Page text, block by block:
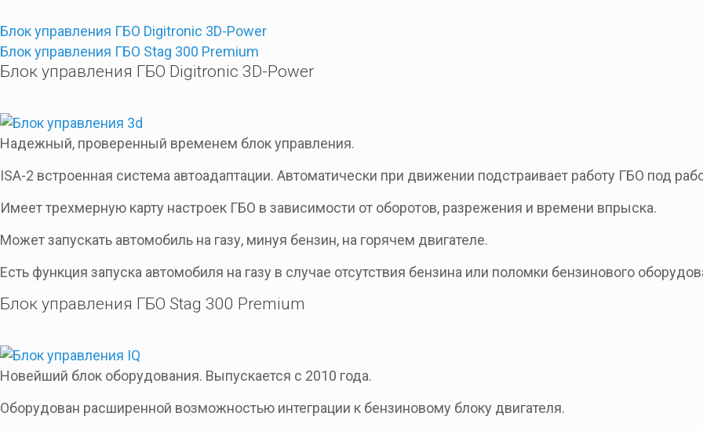
Блок управления ГБО Digitronic 3D-Power
Блок управления ГБО Stag 300 Premium
Блок управления ГБО Digitronic 3D-Power
Надежный, проверенный временем блок управления.
ISA-2 встроенная система автоадаптации. Автоматически при движении подстраивает работу ГБО под
Имеет трехмерную карту настроек ГБО в зависимости от оборотов, разрежения и времени впрыска.
Может запускать автомобиль на газу, минуя бензин, на горячем двигателе.
Есть функция запуска автомобиля на газу в случае отсутствия бензина или поломки бензинового
Блок управления ГБО Stag 300 Premium
Новейший блок оборудования. Выпускается с 2010 года.
Оборудован расширенной возможностью интеграции к бензиновому блоку двигателя.